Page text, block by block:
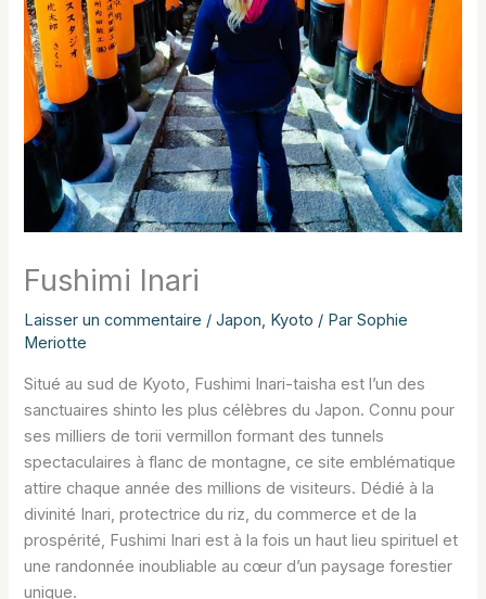
Fushimi Inari
Laisser un commentaire /Japon, Kyoto / ParSophie
Meriotte
Situé au sud de Kyoto, Fushimi Inari-taisha est l’un des
sanctuaires shinto les plus célèbres du Japon. Connu pour
ses milliers de torii vermillon formant des tunnels
spectaculaires à flanc de montagne, ce site emblématique
attire chaque année des millions de visiteurs. Dédié à la
divinité Inari, protectrice du riz, du commerce et de la
prospérité, Fushimi Inari est à la fois un haut lieu spirituel et
une randonnée inoubliable au cœur d’un paysage forestier
unique.